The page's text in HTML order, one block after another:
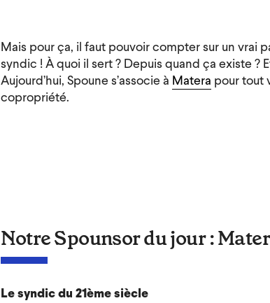
Mais pour ça, il faut pouvoir compter sur un vrai
syndic ! À quoi il sert ? Depuis quand ça existe ?
Aujourd’hui, Spoune s’associe à Matera pour tout
copropriété.
Notre Spounsor du jour :
Le syndic du 21ème siècle